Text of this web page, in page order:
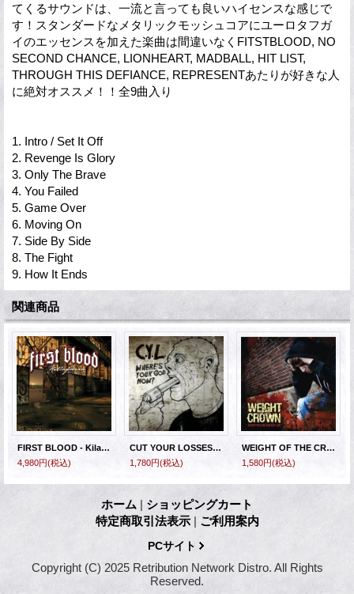
てくるサウンドは、一流と言っても良いハイセンスな感じで
す！スタンダードなメタリックモッシュコアにユーロタフガ
イのエッセンスを加えた楽曲は間違いなくFITSTBLOOD, NO
SECOND CHANCE, LIONHEART, MADBALL, HIT LIST,
THROUGH THIS DEFIANCE, REPRESENTあたりが好きな人
に絶対オススメ！！全9曲入り
1. Intro / Set It Off
2. Revenge Is Glory
3. Only The Brave
4. You Failed
5. Game Over
6. Moving On
7. Side By Side
8. The Fight
9. How It Ends
関連商品
FIRST BLOOD - Kilafornia : 20th Anniversary Edition (Yellow With Black Smoke) [LP]
4,980円(税込)
CUT YOUR LOSSES - Where's Your God Now? [CD]
1,780円(税込)
WEIGHT OF THE CROWN - Keep Your Head Up [CD]
1,580円(税込)
ホーム | ショッピングカート
特定商取引法表示 | ご利用案内
PCサイト
Copyright (C) 2025 Retribution Network Distro. All Rights
Reserved.